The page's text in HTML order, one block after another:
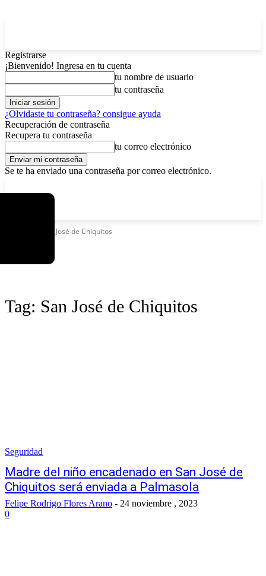
Registrarse
¡Bienvenido! Ingresa en tu cuenta
tu nombre de usuario
tu contraseña
¿Olvidaste tu contraseña? consigue ayuda
Recuperación de contraseña
Recupera tu contraseña
tu correo electrónico
Se te ha enviado una contraseña por correo electrónico.
San José de Chiquitos
Tag: San José de Chiquitos
Seguridad
Madre del niño encadenado en San José de
Chiquitos será enviada a Palmasola
Felipe Rodrigo Flores Arano - 24 noviembre , 2023
0